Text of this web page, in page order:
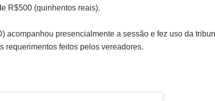
R$500 (quinhentos reais).
acompanhou presencialmente a sessão e fez uso da
requerimentos feitos pelos vereadores.